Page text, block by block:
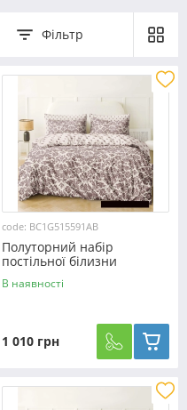
Фільтр
code: BC1G515591AB
Полуторний набір
постільної білизни
150*220 із Бязі "Gold"
№515591AB Черешенка™
В наявності
1 010 грн